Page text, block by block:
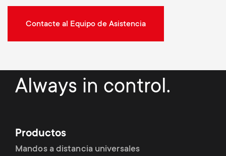
Contacte al Equipo de Asistencia
Always in control.
Productos
Mandos a distancia universales